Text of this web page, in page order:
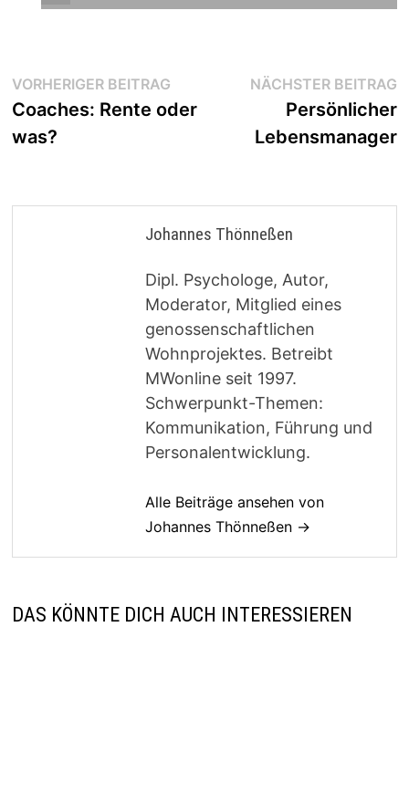
Beitragsnavigation
VORHERIGER BEITRAG Vorheriger
Beitrag:
Coaches: Rente oder
was?
NÄCHSTER BEITRAG
Persönlicher
Lebensmanager
Johannes Thönneßen
Dipl. Psychologe, Autor,
Moderator, Mitglied eines
genossenschaftlichen
Wohnprojektes. Betreibt
MWonline seit 1997.
Schwerpunkt-Themen:
Kommunikation, Führung und
Personalentwicklung.
Alle Beiträge ansehen von
Johannes Thönneßen →
DAS KÖNNTE DICH AUCH INTERESSIEREN